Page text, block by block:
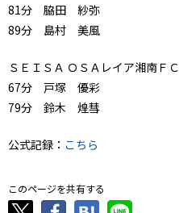
81分 脇田 紗弥
89分 島村 美風
ＳＥＩＳＡ ＯＳＡレイア湘南ＦＣ
67分 戸塚 優彩
79分 鈴木 煌彗
公式記録： こちら
このページを共有する